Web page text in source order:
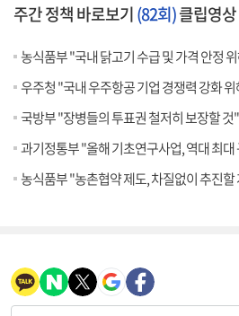
주간 정책 바로보기(82회)클립영상
농식품부 "국내 닭고기 수급 및 가격 안정
우주청 "국내 우주항공 기업 경쟁력 강화 위해
국방부 "장병들의 투표권 철저히 보장할 것"
과기정통부 "올해 기초연구사업, 역대 최대 규
농식품부 "농촌협약 제도, 차질없이 추진할